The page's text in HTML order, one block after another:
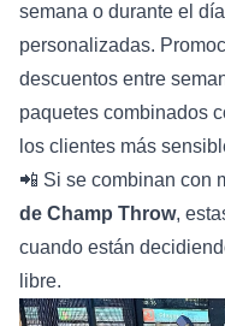
semana o durante el
personalizadas.
descuentos entre
paquetes combinados
los clientes más
📲 Si se combinan con
de Champ Throw,
cuando están
libre.